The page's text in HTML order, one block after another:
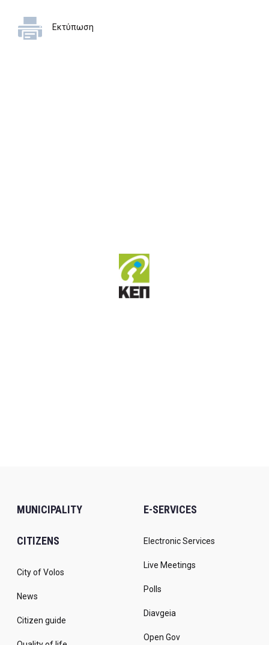
Εκτύπωση
MUNICIPALITY
CITIZENS
City of Volos
News
Citizen guide
E-SERVICES
Electronic Services
Live Meetings
Polls
Diavgeia
Open Gov